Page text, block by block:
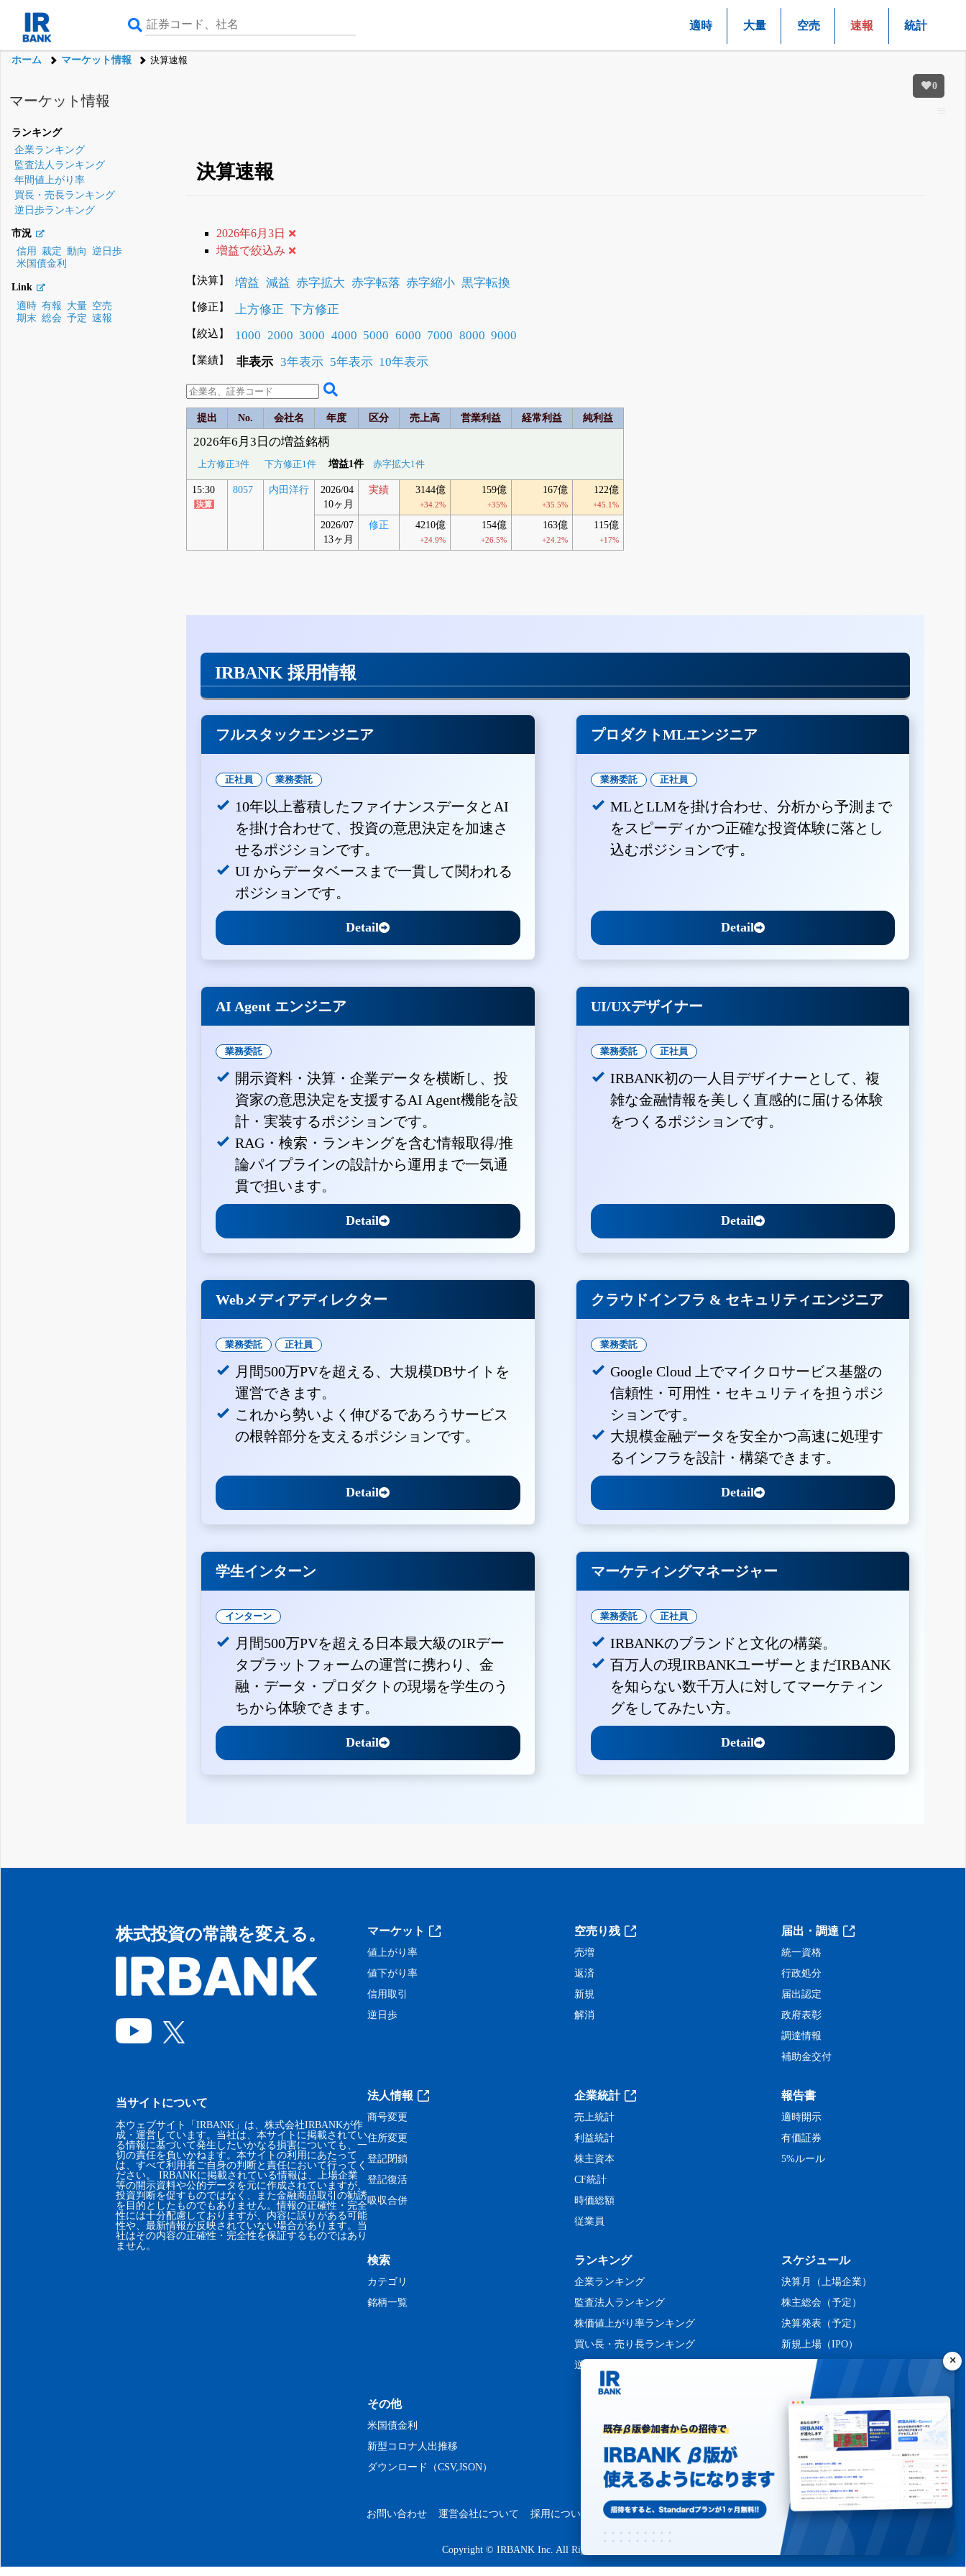
適時 大量 空売 速報 統計
ホーム マーケット情報 決算速報
0
マーケット情報
ランキング
企業ランキング
監査法人ランキング
年間値上がり率
買長・売長ランキング
逆日歩ランキング
市況
信用
裁定 動向
逆日歩
米国債金利
Link
適時 有報 大量 空売
期末 総会 予定 速報
決算速報
2026年6月3日
増益で絞込み
【決算】 増益 減益 赤字拡大 赤字転落 赤字縮小 黒字転換
【修正】 上方修正 下方修正
【絞込】 1000 2000 3000 4000 5000 6000 7000 8000 9000
【業績】 非表示 3年表示 5年表示 10年表示
提出 No. 会社名 年度 区分 売上高 営業利益 経常利益 純利益
2026年6月3日の増益銘柄
上方修正3件 下方修正1件 増益1件 赤字拡大1件
15:30 8057 内田洋行
2026/04
10ヶ月
実績 3144億
+34.2%
159億
+35%
167億
+35.5%
122億
+45.1%
2026/07
13ヶ月
修正 4210億
+24.9%
154億
+26.5%
163億
+24.2%
115億
+17%
IRBANK 採用情報
フルスタックエンジニア
正社員 業務委託
10年以上蓄積したファイナンスデータとAI
を掛け合わせて、投資の意思決定を加速さ
せるポジションです。
UI からデータベースまで一貫して関われる
ポジションです。
Detail
プロダクトMLエンジニア
業務委託 正社員
MLとLLMを掛け合わせ、分析から予測まで
をスピーディかつ正確な投資体験に落とし
込むポジションです。
Detail
AI Agent エンジニア
業務委託
開示資料・決算・企業データを横断し、投
資家の意思決定を支援するAI Agent機能を設
計・実装するポジションです。
RAG・検索・ランキングを含む情報取得/推
論パイプラインの設計から運用まで一気通
貫で担います。
Detail
UI/UXデザイナー
業務委託 正社員
IRBANK初の一人目デザイナーとして、複
雑な金融情報を美しく直感的に届ける体験
をつくるポジションです。
Detail
Webメディアディレクター
業務委託 正社員
月間500万PVを超える、大規模DBサイトを
運営できます。
これから勢いよく伸びるであろうサービス
の根幹部分を支えるポジションです。
Detail
クラウドインフラ & セキュリティエンジニア
業務委託
Google Cloud 上でマイクロサービス基盤の
信頼性・可用性・セキュリティを担うポジ
ションです。
大規模金融データを安全かつ高速に処理す
るインフラを設計・構築できます。
Detail
学生インターン
インターン
月間500万PVを超える日本最大級のIRデー
タプラットフォームの運営に携わり、金
融・データ・プロダクトの現場を学生のう
ちから体験できます。
Detail
マーケティングマネージャー
業務委託 正社員
IRBANKのブランドと文化の構築。
百万人の現IRBANKユーザーとまだIRBANK
を知らない数千万人に対してマーケティン
グをしてみたい方。
Detail
株式投資の常識を変える。
当サイトについて
本ウェブサイト「IRBANK」は、株式会社IRBANKが作
成・運営しています。当社は、本サイトに掲載されてい
る情報に基づいて発生したいかなる損害についても、一
切の責任を負いかねます。本サイトの利用にあたって
は、すべて利用者ご自身の判断と責任において行ってく
ださい。 IRBANKに掲載されている情報は、上場企業
等の開示資料や公的データを元に作成されていますが、
投資判断を促すものではなく、また金融商品取引の勧誘
を目的としたものでもありません。情報の正確性・完全
性には十分配慮しておりますが、内容に誤りがある可能
性や、最新情報が反映されていない場合があります。当
社はその内容の正確性・完全性を保証するものではあり
ません。
マーケット
値上がり率
値下がり率
信用取引
逆日歩
空売り残
売増
返済
新規
解消
届出・調達
統一資格
行政処分
届出認定
政府表彰
調達情報
補助金交付
法人情報
商号変更
住所変更
登記閉鎖
登記復活
吸収合併
企業統計
売上統計
利益統計
株主資本
CF統計
時価総額
従業員
報告書
適時開示
有価証券
5%ルール
検索
カテゴリ
銘柄一覧
ランキング
企業ランキング
監査法人ランキング
株価値上がり率ランキング
買い長・売り長ランキング
逆日歩ランキング
スケジュール
決算月（上場企業）
株主総会（予定）
決算発表（予定）
新規上場（IPO）
その他
米国債金利
新型コロナ人出推移
ダウンロード（CSV,JSON）
お問い合わせ 運営会社について 採用について プライバシーポリシー
Copyright © IRBANK Inc. All Rights Reserved.